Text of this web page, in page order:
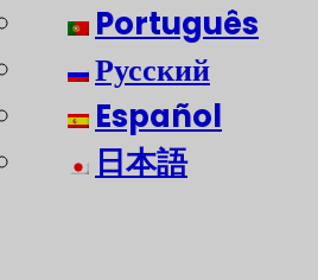
Português
Русский
Español
日本語